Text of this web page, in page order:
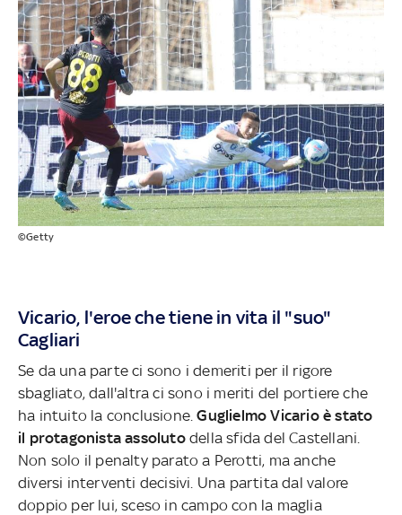
©Getty
Vicario, l'eroe che tiene in vita il "suo"
Cagliari
Se da una parte ci sono i demeriti per il rigore
sbagliato, dall'altra ci sono i meriti del portiere che
ha intuito la conclusione. Guglielmo Vicario è stato
il protagonista assolutodella sfida del Castellani.
Non solo il penalty parato a Perotti, ma anche
diversi interventi decisivi. Una partita dal valore
doppio per lui, sceso in campo con la maglia